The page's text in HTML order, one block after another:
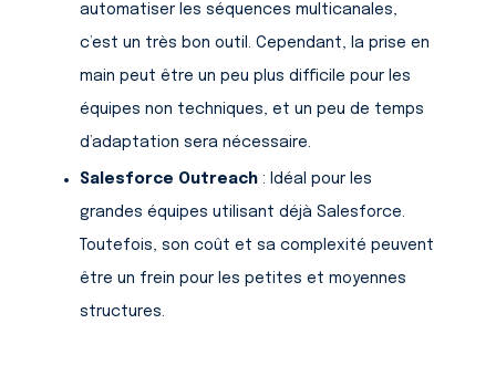
automatiser les séquences multicanales,
c’est un très bon outil. Cependant, la prise en
main peut être un peu plus difficile pour les
équipes non techniques, et un peu de temps
d’adaptation sera nécessaire.
Salesforce Outreach : Idéal pour les
grandes équipes utilisant déjà Salesforce.
Toutefois, son coût et sa complexité peuvent
être un frein pour les petites et moyennes
structures.